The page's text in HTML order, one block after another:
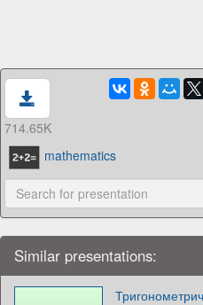
714.65K
mathematics
Similar presentations: